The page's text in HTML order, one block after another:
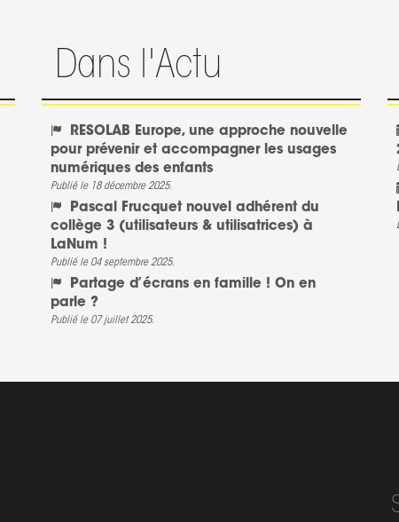
Dans l'Actu
RESOLAB Europe, une approche nouvelle
pour prévenir et accompagner les usages
numériques des enfants
Publié le 18 décembre 2025.
Pascal Frucquet nouvel adhérent du
collège 3 (utilisateurs & utilisatrices) à
LaNum !
Publié le 04 septembre 2025.
Partage d’écrans en famille ! On en
parle ?
Publié le 07 juillet 2025.